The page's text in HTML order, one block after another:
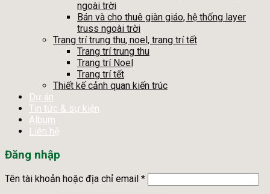
ngoài trời
Bán và cho thuê giàn giáo, hệ thống layer
truss ngoài trời
Trang trí trung thu, noel, trang trí tết
Trang trí trung thu
Trang trí Noel
Trang trí tết
Thiết kế cảnh quan kiến trúc
Dự án
Tin tức & sự kiện
Album
Liên hệ
Đăng nhập
Tên tài khoản hoặc địa chỉ email *